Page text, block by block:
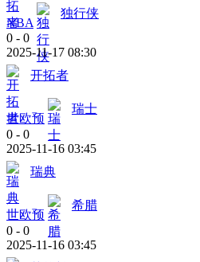
NBA
独行侠
0 - 0
2025-11-17 08:30
开拓者
世欧预
瑞士
0 - 0
2025-11-16 03:45
瑞典
世欧预
希腊
0 - 0
2025-11-16 03:45